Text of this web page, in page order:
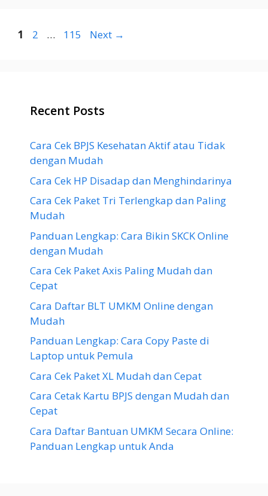
Page
1 Page
2 … Page
115 Next →
Recent Posts
Cara Cek BPJS Kesehatan Aktif atau Tidak
dengan Mudah
Cara Cek HP Disadap dan Menghindarinya
Cara Cek Paket Tri Terlengkap dan Paling
Mudah
Panduan Lengkap: Cara Bikin SKCK Online
dengan Mudah
Cara Cek Paket Axis Paling Mudah dan
Cepat
Cara Daftar BLT UMKM Online dengan
Mudah
Panduan Lengkap: Cara Copy Paste di
Laptop untuk Pemula
Cara Cek Paket XL Mudah dan Cepat
Cara Cetak Kartu BPJS dengan Mudah dan
Cepat
Cara Daftar Bantuan UMKM Secara Online:
Panduan Lengkap untuk Anda